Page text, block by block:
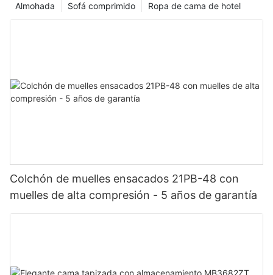
Ropa de cama de hotel
Sofá comprimido
Almohada
Colchón de muelles ensacados 21PB-48 con
muelles de alta compresión - 5 años de garantía